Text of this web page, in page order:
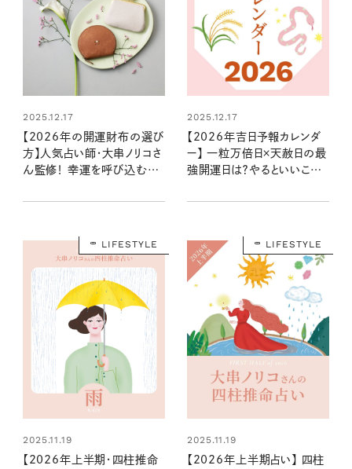
2025.12.17
【2026年の開運財布の選び
方】人気占い師・大串ノリコさ
ん監修！ 幸運を呼び込む注
き開運日は？
2025.12.17
【2026年吉日予報カレンダ
ー】 一粒万倍日×天赦日の最
強開運日は？やるといいこと
LIFESTYLE
2025.11.19
【2026年上半期・四柱推命
LIFESTYLE
2025.11.19
【2026年上半期占い】 四柱